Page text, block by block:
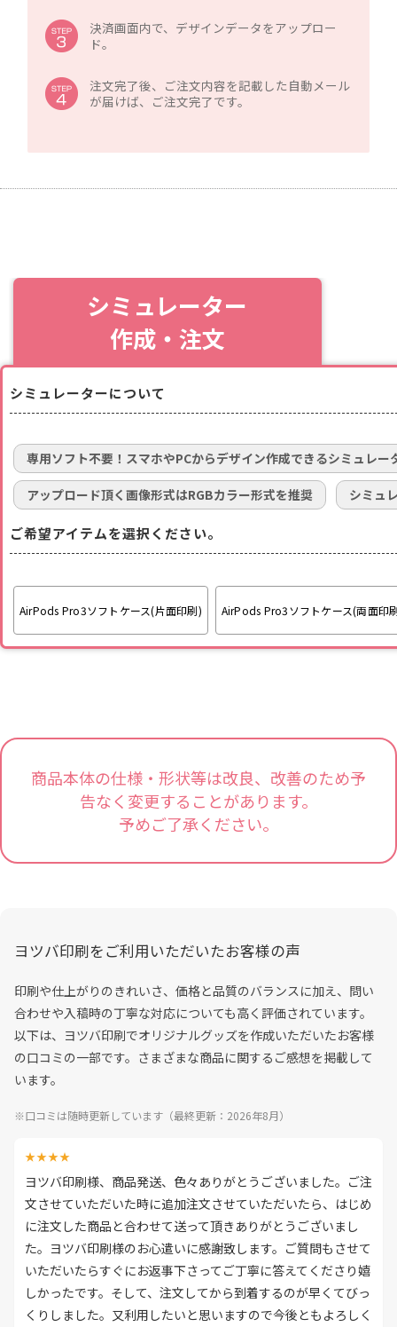
決済画面内で、デザインデータをアップロー
ド。
注文完了後、ご注文内容を記載した自動メール
が届けば、ご注文完了です。
シミュレーター
作成・注文
シミュレーターについて
専用ソフト不要！スマホやPCからデザイン作成できるシミュレー
アップロード頂く画像形式はRGBカラー形式を推奨 シミュ
ご希望アイテムを選択ください。
AirPods Pro3ソフトケース(片面印刷) AirPods Pro3ソフトケース(両面印
商品本体の仕様・形状等は改良、改善のため予
告なく変更することがあります。
予めご了承ください。
ヨツバ印刷をご利用いただいたお客様の声
印刷や仕上がりのきれいさ、価格と品質のバランスに加え、問い
合わせや入稿時の丁寧な対応についても高く評価されています。
以下は、ヨツバ印刷でオリジナルグッズを作成いただいたお客様
の口コミの一部です。さまざまな商品に関するご感想を掲載して
います。
※口コミは随時更新しています（最終更新：2026年8月）
★★★★
ヨツバ印刷様、商品発送、色々ありがとうございました。ご注
文させていただいた時に追加注文させていただいたら、はじめ
に注文した商品と合わせて送って頂きありがとうございまし
た。ヨツバ印刷様のお心遣いに感謝致します。ご質問もさせて
いただいたらすぐにお返事下さってご丁寧に答えてくださり嬉
しかったです。そして、注文してから到着するのが早くてびっ
くりしました。又利用したいと思いますので今後ともよろしく